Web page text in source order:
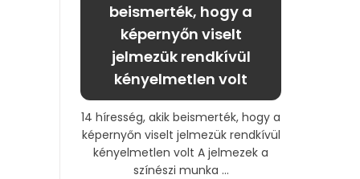
beismerték, hogy a
képernyőn viselt
jelmezük rendkívül
kényelmetlen volt
14 híresség, akik beismerték, hogy a
képernyőn viselt jelmezük rendkívül
kényelmetlen volt A jelmezek a
színészi munka ...